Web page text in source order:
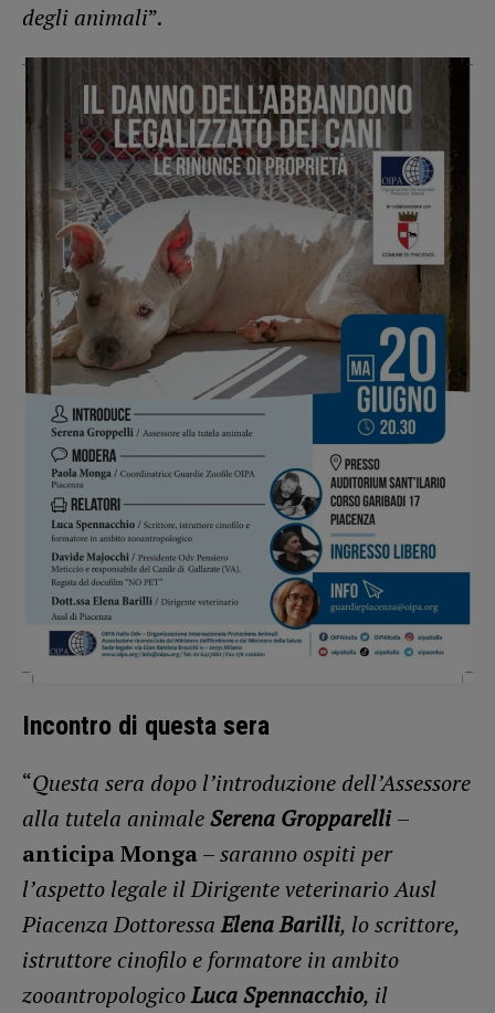
degli animali”.
Incontro di questa sera
“Questa sera dopo l’introduzione dell’Assessore
alla tutela animaleSerena Gropparelli –
anticipa Monga–saranno ospiti per
l’aspetto legale il Dirigente veterinario Ausl
Piacenza DottoressaElena Barilli, lo scrittore,
istruttore cinofilo e formatore in ambito
zooantropologicoLuca Spennacchio, il